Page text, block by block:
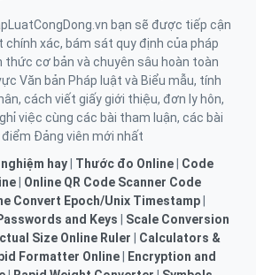
bạn sẽ được tiếp cận
chính xác, bám sát quy định của pháp
thức cơ bản và chuyên sâu hoàn toàn
Văn bản Pháp luật và Biểu mẫu, tính
cách viết giấy giới thiệu, đơn ly hôn,
việc cùng các bài tham luận, các bài
điểm Đảng viên mới nhất
nghiệm hay Thước đo Online
Code
| Online QR Code Scanner Code
Convert Epoch/Unix Timestamp
and Keys
Scale Conversion
Size Online Ruler
Calculators &
Formatter Online|
Encryption and